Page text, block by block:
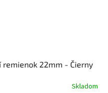
remienok 22mm - Čierny
Skladom